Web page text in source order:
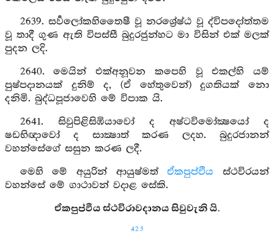
2639. සර්‍වලෝකහිතෛෂී වූ නරශ්‍රේෂ්ඨ වූ ද්විපදෝත්තම
වූ තාදී ගුණ ඇති විපස්සී බුදුරජුන්හට මා විසින් එක් මලක්
පුදන ලදි.
2640. මෙයින් එක්අනූවන කපෙහි වූ එකල්හි යම්
පුෂ්පදානයක් දුනිම් ද, (ඒ හේතුවෙන්) දුගතියක් නො
දනිමි. බුද්ධපූජාවෙහි මේ විපාක යි.
2641. සිවුපිළිසිඹියාවෝ ද අෂ්ටවිමෝක්‍ෂයෝ ද
ෂඩභිඥාවෝ ද සාක්‍ෂාත් කරණ ලදහ. බුදුරජානන්
වහන්සේගේ සසුන කරණ ලදී.
මෙහි මේ අයුරින් ආයුෂ්මත්ඒකපුප්ඵිය ස්ථවිරයන්
වහන්සේ මේ ගාථාවන් වදාළ සේකි.
ඒකපුප්ඵිය ස්ථවිරාවදානය සිවුවැනි යි.
425